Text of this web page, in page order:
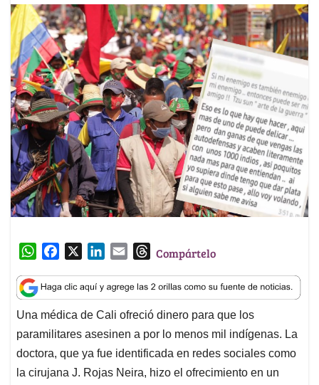
W
a
t
s
A
p
p
c
e
b
o
o
k
n
k
e
d
I
n
a
i
l
T
r
e
a
d
s
Compártelo
Una médica de Cali ofreció dinero para que los
paramilitares asesinen a por lo menos mil indígenas. La
doctora, que ya fue identificada en redes sociales como
la cirujana J. Rojas Neira, hizo el ofrecimiento en un